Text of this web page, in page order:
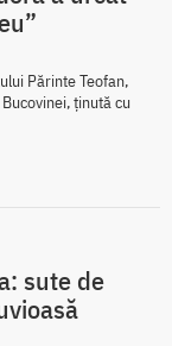
Părinte Teofan,
ținută cu
sute de